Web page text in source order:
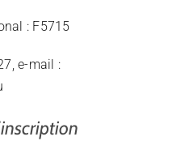
: F5715
e-mail :